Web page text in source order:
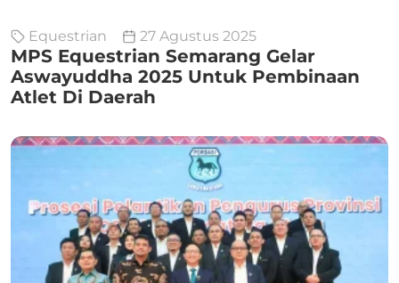
Equestrian 27 Agustus 2025
MPS Equestrian Semarang Gelar
Aswayuddha 2025 Untuk Pembinaan
Atlet Di Daerah